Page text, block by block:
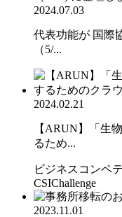
2024.07.03
代表功能が 国際
（5/...
2024.02.21
【ARUN】「生
るため...
ビジネスコンペ
CSIChallenge
2023.11.01